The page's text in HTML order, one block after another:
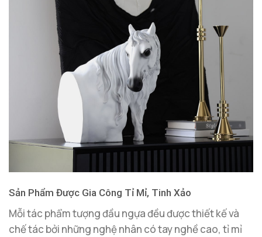
Sản Phẩm Được Gia Công Tỉ Mỉ, Tinh Xảo
Mỗi tác phẩm tượng đầu ngựa đều được thiết kế và
chế tác bởi những nghệ nhân có tay nghề cao, tỉ mỉ